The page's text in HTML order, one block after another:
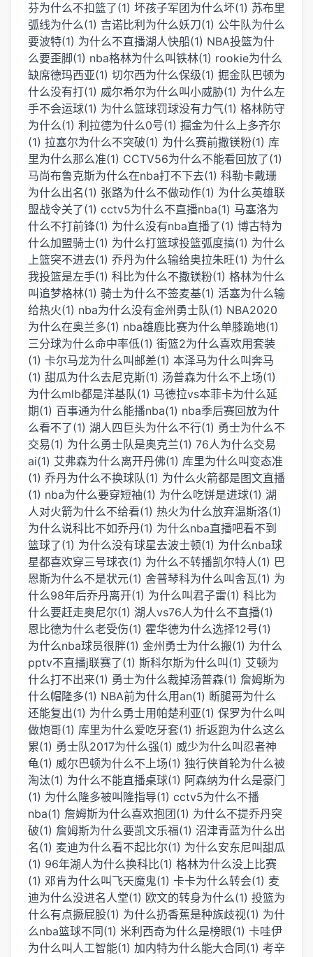
芬为什么不扣篮了(1) 坏孩子军团为什么坏(1) 苏布里
弧线为什么(1) 吉诺比利为什么妖刀(1) 公牛队为什么
要波特(1) 为什么不直播湖人快船(1) NBA投篮为什
么要歪脚(1) nba格林为什么叫铁林(1) rookie为什么
缺席德玛西亚(1) 切尔西为什么保级(1) 掘金队巴顿为
什么没有打(1) 威尔希尔为什么叫小威胁(1) 为什么左
手不会运球(1) 为什么篮球罚球没有力气(1) 格林防守
为什么(1) 利拉德为什么0号(1) 掘金为什么上多齐尔
(1) 拉塞尔为什么不突破(1) 为什么赛前撒镁粉(1) 库
里为什么那么准(1) CCTV56为什么不能看回放了(1)
马尚布鲁克斯为什么在nba打不下去(1) 科勒卡戴珊
为什么出名(1) 张路为什么不做动作(1) 为什么英雄联
盟战令关了(1) cctv5为什么不直播nba(1) 马塞洛为
什么不打前锋(1) 为什么没有nba直播了(1) 博古特为
什么加盟骑士(1) 为什么打篮球投篮弧度搞(1) 为什么
上篮突不进去(1) 乔丹为什么输给奥拉朱旺(1) 为什么
我投篮是左手(1) 科比为什么不撒镁粉(1) 格林为什么
叫追梦格林(1) 骑士为什么不签麦基(1) 活塞为什么输
给热火(1) nba为什么没有金州勇士队(1) NBA2020
为什么在奥兰多(1) nba雄鹿比赛为什么单膝跪地(1)
三分球为什么命中率低(1) 街篮2为什么喜欢用套装
(1) 卡尔马龙为什么叫邮差(1) 本泽马为什么叫奔马
(1) 甜瓜为什么去尼克斯(1) 汤普森为什么不上场(1)
为什么mlb都是洋基队(1) 马德拉vs本菲卡为什么延
期(1) 百事通为什么能播nba(1) nba季后赛回放为什
么看不了(1) 湖人四巨头为什么不行(1) 勇士为什么不
交易(1) 为什么勇士队是奥克兰(1) 76人为什么交易
ai(1) 艾弗森为什么离开丹佛(1) 库里为什么叫变态准
(1) 乔丹为什么不换球队(1) 为什么火箭都是图文直播
(1) nba为什么要穿短袖(1) 为什么吃饼是进球(1) 湖
人对火箭为什么不给看(1) 热火为什么放弃温斯洛(1)
为什么说科比不如乔丹(1) 为什么nba直播吧看不到
篮球了(1) 为什么没有球星去波士顿(1) 为什么nba球
星都喜欢穿三号球衣(1) 为什么不转播凯尔特人(1) 巴
恩斯为什么不是状元(1) 舍普琴科为什么叫舍瓦(1) 为
什么98年后乔丹离开(1) 为什么叫君子雷(1) 科比为
什么要赶走奥尼尔(1) 湖人vs76人为什么不直播(1)
恩比德为什么老受伤(1) 霍华德为什么选择12号(1)
为什么nba球员很胖(1) 金州勇士为什么搬(1) 为什么
pptv不直播j联赛了(1) 斯科尔斯为什么叫(1) 艾顿为
什么打不出来(1) 勇士为什么裁掉汤普森(1) 詹姆斯为
什么帽隆多(1) NBA前为什么用an(1) 断腿哥为什么
还能复出(1) 为什么勇士用帕楚利亚(1) 保罗为什么叫
做炮哥(1) 库里为什么爱吃牙套(1) 折返跑为什么这么
累(1) 勇士队2017为什么强(1) 威少为什么叫忍者神
龟(1) 威尔巴顿为什么不上场(1) 独行侠首轮为什么被
淘汰(1) 为什么不能直播桌球(1) 阿森纳为什么是豪门
(1) 为什么隆多被叫隆指导(1) cctv5为什么不播
nba(1) 詹姆斯为什么喜欢抱团(1) 为什么不提乔丹突
破(1) 詹姆斯为什么要凯文乐福(1) 沼津青蓝为什么出
名(1) 麦迪为什么看不起比尔(1) 为什么安东尼叫甜瓜
(1) 96年湖人为什么换科比(1) 格林为什么没上比赛
(1) 邓肯为什么叫飞天魔鬼(1) 卡卡为什么转会(1) 麦
迪为什么没进名人堂(1) 欧文的转身为什么(1) 投篮为
什么有点撅屁股(1) 为什么扔香蕉是种族歧视(1) 为什
么nba篮球不同(1) 米利西奇为什么是榜眼(1) 卡哇伊
为什么叫人工智能(1) 加内特为什么能大合同(1) 考辛